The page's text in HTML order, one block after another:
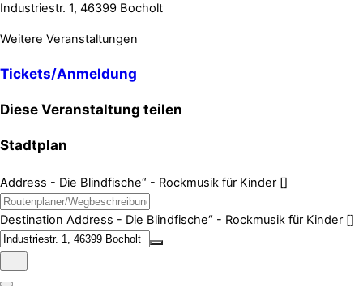
Industriestr. 1, 46399 Bocholt
Weitere Veranstaltungen
Tickets/Anmeldung
Diese Veranstaltung teilen
Stadtplan
Address - Die Blindfische“ - Rockmusik für Kinder []
Destination Address - Die Blindfische“ - Rockmusik für Kinder []